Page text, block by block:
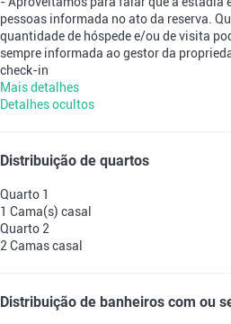
pessoas informada no ato da reserva.
quantidade de hóspede e/ou de visita
sempre informada ao gestor da
check-in
Mais detalhes
Detalhes ocultos
Distribuição de quartos
Quarto 1
1 Cama(s) casal
Quarto 2
2 Camas casal
Distribuição de banheiros com ou